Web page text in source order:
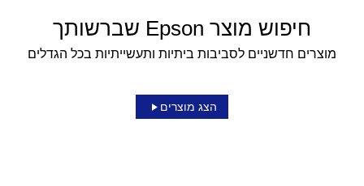
חיפוש מוצר Epson שברשותך
מוצרים חדשניים לסביבות ביתיות ותעשייתיות בכל הגדלים
הצג מוצרים